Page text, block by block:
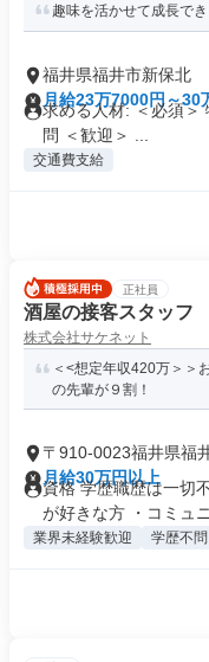
趣味を活かせて成長で
福井県福井市新保北
月給23万7000円～30
求める人材: ＜必須＞
問 ＜歓迎＞ ...
交通費支給
正社員
酒屋の接客スタッフ
株式会社サケネット
＜<想定年収420万＞＞
の先輩が９割！
〒910-0023福井県福
月給30万円以上
資格 学歴職歴は一切
が好きな方 ・コミュ
業界未経験歓迎 学歴不問